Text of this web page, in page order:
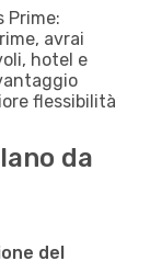
Prime:
avrai
hotel e
flessibilità
da
del